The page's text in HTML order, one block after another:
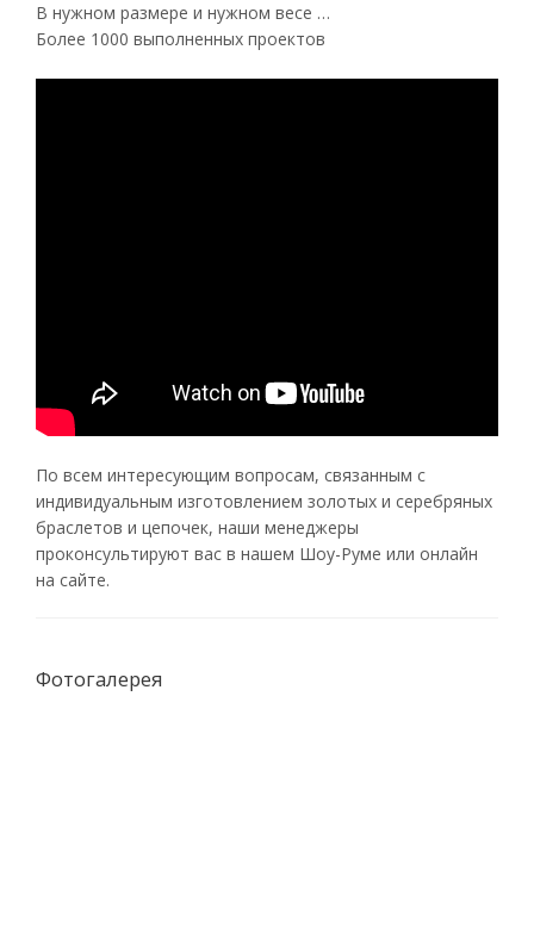
В нужном размере и нужном весе …
Более 1000 выполненных проектов
По всем интересующим вопросам, связанным с
индивидуальным изготовлением золотых и серебряных
браслетов и цепочек, наши менеджеры
проконсультируют вас в нашем Шоу-Руме или онлайн
на сайте.
Фотогалерея